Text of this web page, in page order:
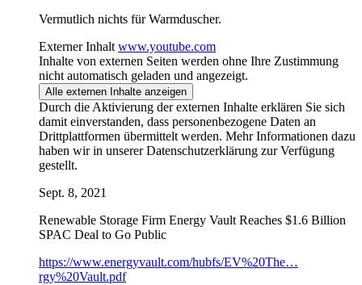
Vermutlich nichts für Warmduscher.
Externer Inhalt www.youtube.com
Inhalte von externen Seiten werden ohne Ihre Zustimmung
nicht automatisch geladen und angezeigt.
Alle externen Inhalte anzeigen
Durch die Aktivierung der externen Inhalte erklären Sie sich
damit einverstanden, dass personenbezogene Daten an
Drittplattformen übermittelt werden. Mehr Informationen dazu
haben wir in unserer Datenschutzerklärung zur Verfügung
gestellt.
Sept. 8, 2021
Renewable Storage Firm Energy Vault Reaches $1.6 Billion
SPAC Deal to Go Public
https://www.energyvault.com/hubfs/EV%20The…
rgy%20Vault.pdf